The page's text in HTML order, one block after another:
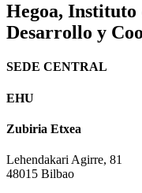
Hegoa, Instituto
Desarrollo y
SEDE CENTRAL
EHU
Zubiria Etxea
Lehendakari Agirre, 81
48015 Bilbao